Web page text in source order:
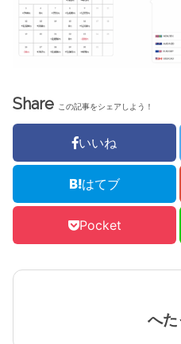
Share この記事をシェアしよう！
いいね
はてブ
Pocket
へ